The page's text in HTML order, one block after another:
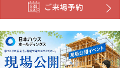
ご来場予約